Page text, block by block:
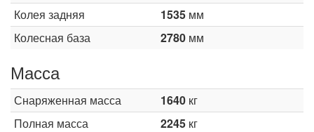
Колея задняя
1535 мм
Колесная база
2780 мм
Масса
Снаряженная масса 1640 кг
Полная масса
2245 кг